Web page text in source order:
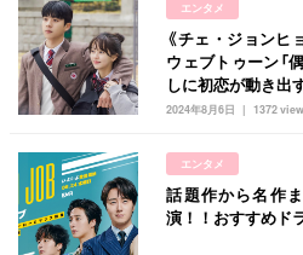
manimani について
カテゴリー一覧
韓国
エンタメ
2024年8月6日 1372
《チェ・ジョン
ウェブトゥーン「
しに初恋が動き出
エンタメ
話題作から名作
演！！おすすめド